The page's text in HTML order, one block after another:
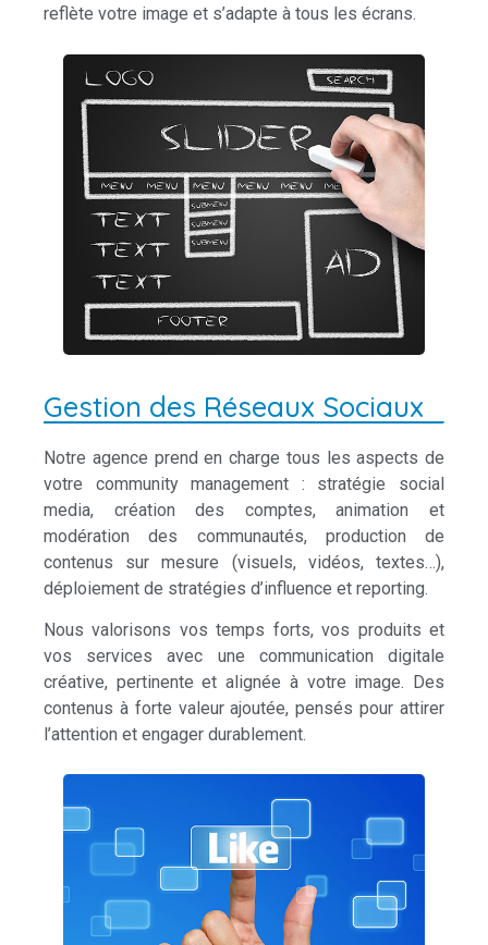
reflète votre image et s’adapte à tous les écrans.
Gestion des Réseaux Sociaux
Notre agence prend en charge tous les aspects de
votre community management : stratégie social
media, création des comptes, animation et
modération des communautés, production de
contenus sur mesure (visuels, vidéos, textes…),
déploiement de stratégies d’influence et reporting.
Nous valorisons vos temps forts, vos produits et
vos services avec une communication digitale
créative, pertinente et alignée à votre image. Des
contenus à forte valeur ajoutée, pensés pour attirer
l’attention et engager durablement.